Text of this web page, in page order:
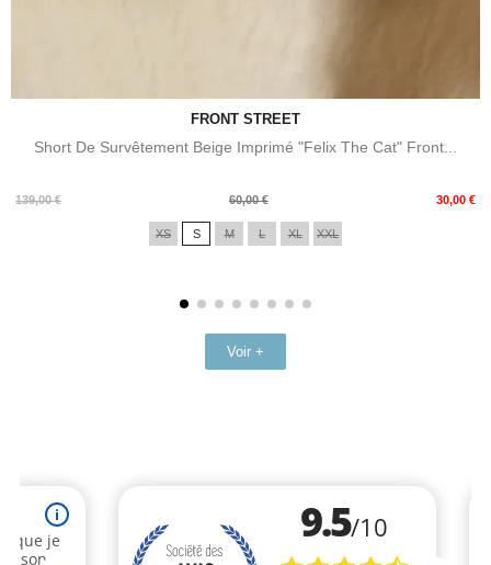
FRONT STREET
Short De Survêtement Beige Imprimé "Felix The Cat" Front...
139,00 €
Prix
60,00 € 30,00 €
Prix
XS S M L XL XXL
Voir +